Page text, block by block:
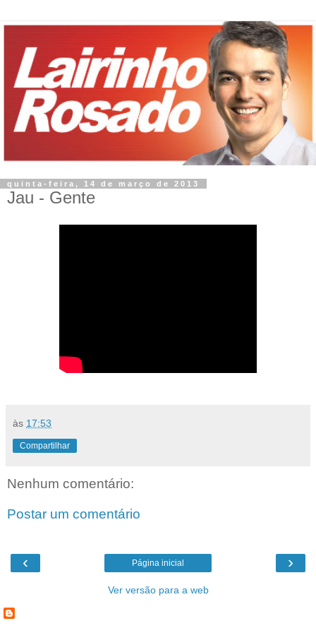
quinta-feira, 14 de março de 2013
Jau - Gente
às 17:53
Compartilhar
Nenhum comentário:
Postar um comentário
‹ ›
Página inicial
Ver versão para a web